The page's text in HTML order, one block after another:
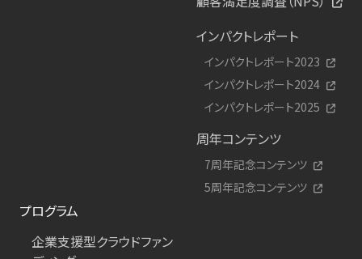
インパクトレポート
インパクトレポート2023
インパクトレポート2024
インパクトレポート2025
周年コンテンツ
7周年記念コンテンツ
5周年記念コンテンツ
プログラム
企業支援型クラウドファン